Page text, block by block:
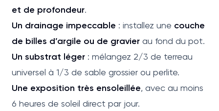
et de profondeur.
Un drainage impeccable : installez une couche
de billes d’argile ou de gravier au fond du pot.
Un substrat léger : mélangez 2/3 de terreau
universel à 1/3 de sable grossier ou perlite.
Une exposition très ensoleillée, avec au moins
6 heures de soleil direct par jour.